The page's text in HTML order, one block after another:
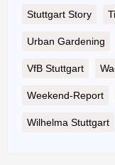
Stuttgart Story
Urban Gardening
VfB Stuttgart
Weekend-Report
Wilhelma Stuttgart